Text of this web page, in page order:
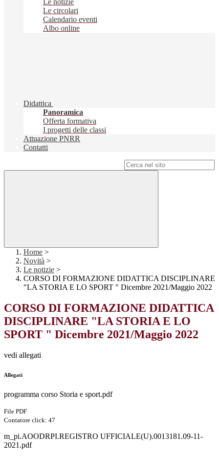
Le notizie
Le circolari
Calendario eventi
Albo online
Didattica
Panoramica
Offerta formativa
I progetti delle classi
Attuazione PNRR
Contatti
Home >
Novità >
Le notizie >
CORSO DI FORMAZIONE DIDATTICA DISCIPLINARE
"LA STORIA E LO SPORT " Dicembre 2021/Maggio 2022
CORSO DI FORMAZIONE DIDATTICA
DISCIPLINARE "LA STORIA E LO
SPORT " Dicembre 2021/Maggio 2022
vedi allegati
Allegati
programma corso Storia e sport.pdf
File PDF
Contatore click: 47
m_pi.AOODRPI.REGISTRO UFFICIALE(U).0013181.09-11-
2021.pdf